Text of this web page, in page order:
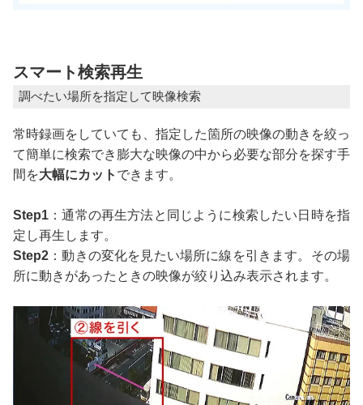
スマート検索再生
調べたい場所を指定して映像検索
常時録画をしていても、指定した箇所の映像の動きを絞っ
て簡単に検索でき膨大な映像の中から必要な部分を探す手
間を大幅にカット できます。
Step1 ：通常の再生方法と同じように検索したい日時を指
定し再生します。
Step2 ：動きの変化を見たい場所に線を引きます。その場
所に動きがあったときの映像が絞り込み表示されます。